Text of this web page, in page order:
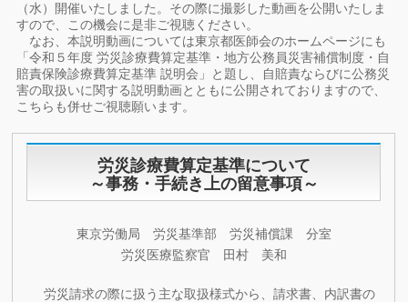
（水）開催いたしました。その際に撮影した動画を公開いたしま
すので、この機会に是非ご視聴ください。
なお、本説明動画については東京都医師会のホームページにも
「令和５年度 労災診療費算定基準・地方公務員災害補償制度・自
賠責保険診療費算定基準 説明会」と題し、自賠責ならびに公務災
害の取扱いに関する説明動画とともに公開されておりますので、
こちらも併せご視聴願います。
労災診療費算定基準について
～事務・手続き上の留意事項～
東京労働局 労災基準部 労災補償課 分室
労災医療監察官 田村 美和
労災請求の際に扱う主な取扱様式から、請求書、内訳書の